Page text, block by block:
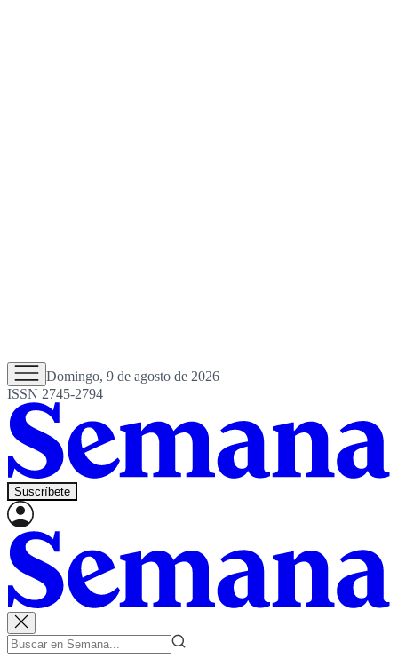
Domingo, 9 de agosto de 2026
ISSN 2745-2794
Suscríbete